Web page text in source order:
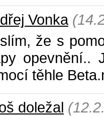
Vonka
že s
opevnění..
těhle
doležal